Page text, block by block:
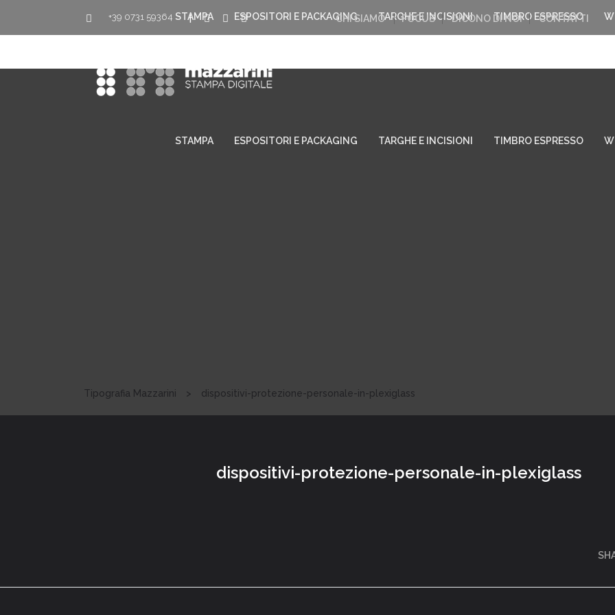
+39 0731 59364 | CHI SIAMO FOCUS DICONO DI NOI CONTATTI
STAMPA ESPOSITORI E PACKAGING TARGHE E INCISIONI TIMBRO ESPRESSO
STAMPA ESPOSITORI E PACKAGING TARGHE E INCISIONI TIMBRO ESPRESSO
Tipografia Mazzarini > dispositivi-protezione-personale-in-plexiglass
dispositivi-protezione-personale-in-plexiglass